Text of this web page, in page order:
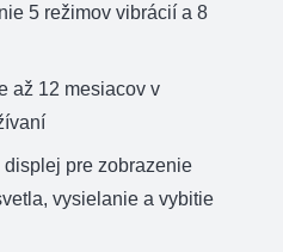
5 režimov vibrácií a 8
až 12 mesiacov v
pre zobrazenie
vysielanie a vybitie